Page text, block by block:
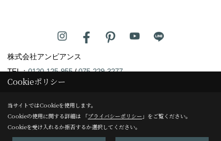
株式会社アンビアンス
TEL：0120-125-955/075-229-3277
FAX：075-229-3278
アンビアンスリフォームサロン
〒604-8247
京都市中京区塩屋町59
Cookieポリシー
当サイトではCookieを使用します。
Cookieの使用に関する詳細は 「プライバシーポリシー 」をご覧ください。
Cookieを受け入れるか拒否するか選択してください。